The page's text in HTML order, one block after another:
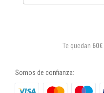
Te quedan 60€
Somos de confianza: